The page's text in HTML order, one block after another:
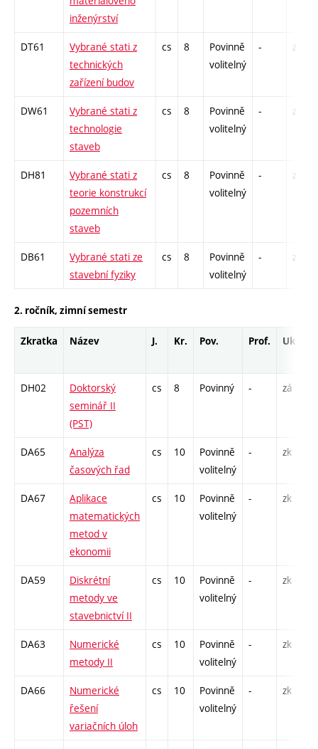
inženýrství
DT61
Vybrané stati z
technických
zařízení budov
cs 8
Povinně
volitelný
- zk
DW61
Vybrané stati z
technologie
staveb
cs 8
Povinně
volitelný
- zk
DH81
Vybrané stati z
teorie konstrukcí
pozemních
staveb
cs 8
Povinně
volitelný
- zk
DB61
Vybrané stati ze
stavební fyziky
cs 8
Povinně
volitelný
- zk
2. ročník, zimní semestr
Zkratka Název J. Kr. Pov. Prof. Uk.
DH02
Doktorský
seminář II
(PST)
cs 8 Povinný - zá
DA65
Analýza
časových řad
cs 10
Povinně
volitelný
- zk
DA67
Aplikace
matematických
metod v
ekonomii
cs 10
Povinně
volitelný
- zk
DA59
Diskrétní
metody ve
stavebnictví II
cs 10
Povinně
volitelný
- zk
DA63
Numerické
metody II
cs 10
Povinně
volitelný
- zk
DA66
Numerické
řešení
variačních úloh
cs 10
Povinně
volitelný
- zk